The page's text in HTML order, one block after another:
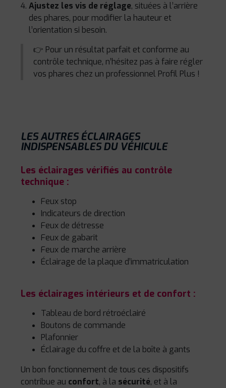
Ajustez les vis de réglage, situées à l’arrière
des phares, pour modifier la hauteur et
l’orientation si besoin.
👉 Pour un résultat parfait et conforme au
contrôle technique, n’hésitez pas à faire régler
vos phares chez un professionnel Profil Plus !
LES AUTRES ÉCLAIRAGES
INDISPENSABLES DU VÉHICULE
Les éclairages vérifiés au contrôle
technique :
Feux stop
Indicateurs de direction
Feux de détresse
Feux de gabarit
Feux de marche arrière
Éclairage de la plaque d’immatriculation
Les éclairages intérieurs et de confort :
Tableau de bord rétroéclairé
Boutons de commande
Plafonnier
Éclairage du coffre et de la boîte à gants
Un bon fonctionnement de tous ces dispositifs
contribue au confort, à la sécurité, et à la